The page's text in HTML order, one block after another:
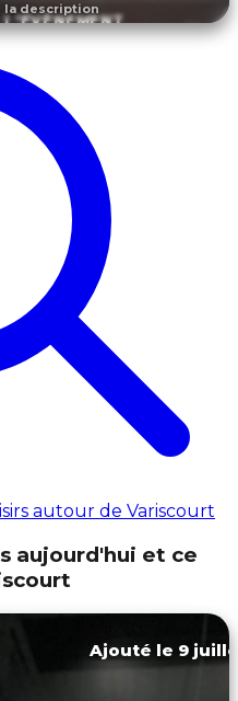
la description
autour de Variscourt
aujourd'hui et ce
Ajouté le 9